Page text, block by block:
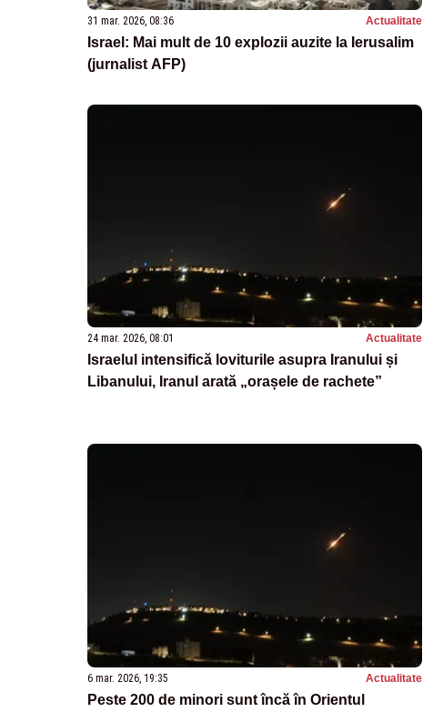
31 mar. 2026, 08:36 Actualitate
Israel: Mai mult de 10 explozii auzite la Ierusalim
(jurnalist AFP)
24 mar. 2026, 08:01 Actualitate
Israelul intensifică loviturile asupra Iranului și
Libanului, Iranul arată „orașele de rachete”
6 mar. 2026, 19:35 Actualitate
Peste 200 de minori sunt încă în Orientul